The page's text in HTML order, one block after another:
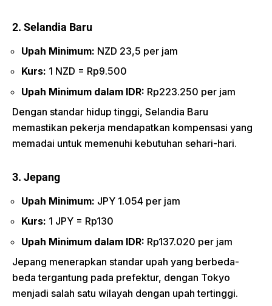
2. Selandia Baru
Upah Minimum: NZD 23,5 per jam
Kurs: 1 NZD = Rp9.500
Upah Minimum dalam IDR: Rp223.250 per jam
Dengan standar hidup tinggi, Selandia Baru
memastikan pekerja mendapatkan kompensasi yang
memadai untuk memenuhi kebutuhan sehari-hari.
3. Jepang
Upah Minimum: JPY 1.054 per jam
Kurs: 1 JPY = Rp130
Upah Minimum dalam IDR: Rp137.020 per jam
Jepang menerapkan standar upah yang berbeda-
beda tergantung pada prefektur, dengan Tokyo
menjadi salah satu wilayah dengan upah tertinggi.